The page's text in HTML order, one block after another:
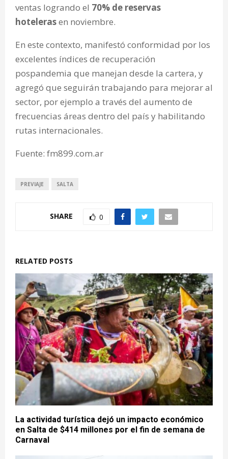
ventas logrando el 70% de reservas
hotelerasen noviembre.
En este contexto, manifestó conformidad por los
excelentes índices de recuperación
pospandemia que manejan desde la cartera, y
agregó que seguirán trabajando para mejorar al
sector, por ejemplo a través del aumento de
frecuencias áreas dentro del país y habilitando
rutas internacionales.
Fuente: fm899.com.ar
PREVIAJE SALTA
SHARE 0
RELATED POSTS
La actividad turística dejó un impacto económico
en Salta de $414 millones por el fin de semana de
Carnaval